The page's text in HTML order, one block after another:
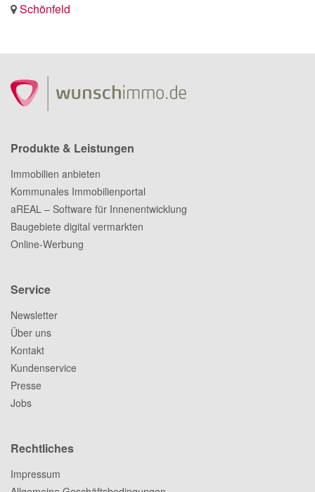
Schönfeld
Produkte & Leistungen
Immobilien anbieten
Kommunales Immobilienportal
aREAL – Software für Innenentwicklung
Baugebiete digital vermarkten
Online-Werbung
Service
Newsletter
Über uns
Kontakt
Kundenservice
Presse
Jobs
Rechtliches
Impressum